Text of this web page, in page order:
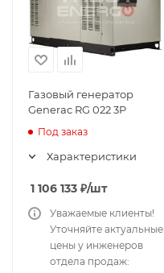
Газовый генератор
Generac RG 022 3P
Под заказ
Характеристики
1 106 133 ₽/шт
Уважаемые клиенты!
Уточняйте актуальные
цены у инженеров
отдела продаж: